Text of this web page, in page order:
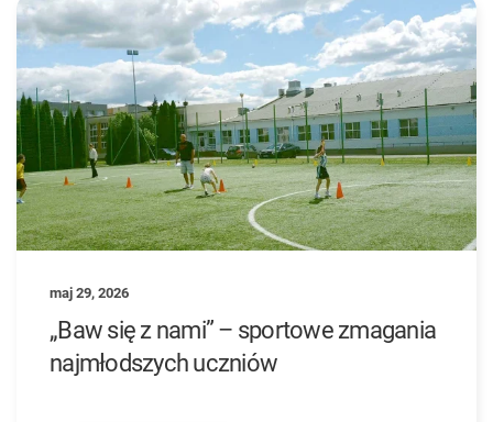
maj 29, 2026
„Baw się z nami” – sportowe zmagania
najmłodszych uczniów